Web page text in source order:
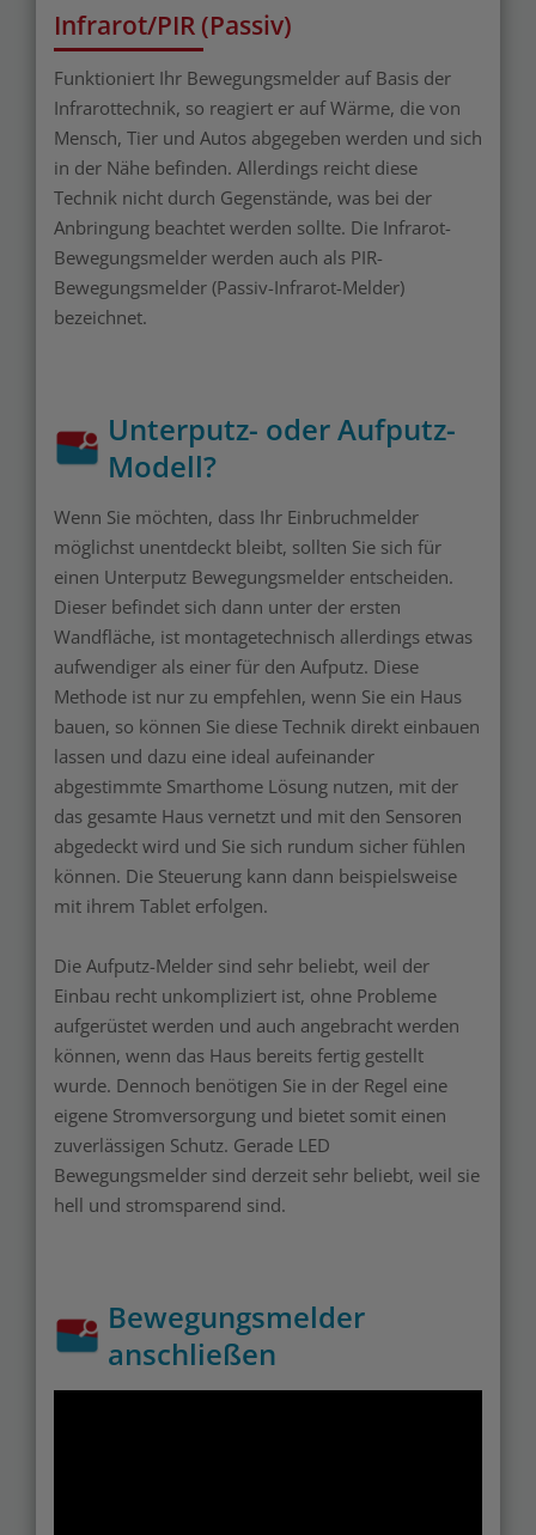
Infrarot/PIR (Passiv)
Funktioniert Ihr Bewegungsmelder auf Basis der
Infrarottechnik, so reagiert er auf Wärme, die von
Mensch, Tier und Autos abgegeben werden und sich
in der Nähe befinden. Allerdings reicht diese
Technik nicht durch Gegenstände, was bei der
Anbringung beachtet werden sollte. Die Infrarot-
Bewegungsmelder werden auch als PIR-
Bewegungsmelder (Passiv-Infrarot-Melder)
bezeichnet.
Unterputz- oder Aufputz-
Modell?
Wenn Sie möchten, dass Ihr Einbruchmelder
möglichst unentdeckt bleibt, sollten Sie sich für
einen Unterputz Bewegungsmelder entscheiden.
Dieser befindet sich dann unter der ersten
Wandfläche, ist montagetechnisch allerdings etwas
aufwendiger als einer für den Aufputz. Diese
Methode ist nur zu empfehlen, wenn Sie ein Haus
bauen, so können Sie diese Technik direkt einbauen
lassen und dazu eine ideal aufeinander
abgestimmte Smarthome Lösung nutzen, mit der
das gesamte Haus vernetzt und mit den Sensoren
abgedeckt wird und Sie sich rundum sicher fühlen
können. Die Steuerung kann dann beispielsweise
mit ihrem Tablet erfolgen.
Die Aufputz-Melder sind sehr beliebt, weil der
Einbau recht unkompliziert ist, ohne Probleme
aufgerüstet werden und auch angebracht werden
können, wenn das Haus bereits fertig gestellt
wurde. Dennoch benötigen Sie in der Regel eine
eigene Stromversorgung und bietet somit einen
zuverlässigen Schutz. Gerade LED
Bewegungsmelder sind derzeit sehr beliebt, weil sie
hell und stromsparend sind.
Bewegungsmelder
anschließen